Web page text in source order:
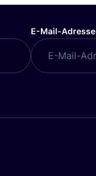
E-Mail-Adresse